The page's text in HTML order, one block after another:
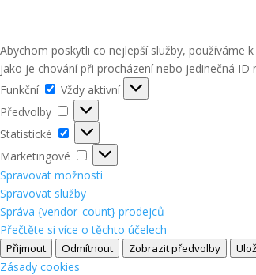
Abychom poskytli co nejlepší služby, používáme
jako je chování při procházení nebo jedinečná
Funkční
Funkční
Vždy aktivní
Předvolby
Předvolby
Statistické
Statistické
Marketingové
Marketingové
Spravovat možnosti
Spravovat služby
Správa {vendor_count} prodejců
Přečtěte si více o těchto účelech
Přijmout Odmítnout Zobrazit předvolby
Zásady cookies